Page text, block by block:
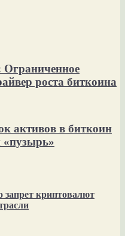
Ограниченное
роста биткоина
активов в биткоин
криптовалют